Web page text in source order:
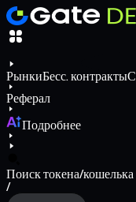
РынкиБесс. контракты
Реферал
Подробнее
Поиск токена/кошелька
/